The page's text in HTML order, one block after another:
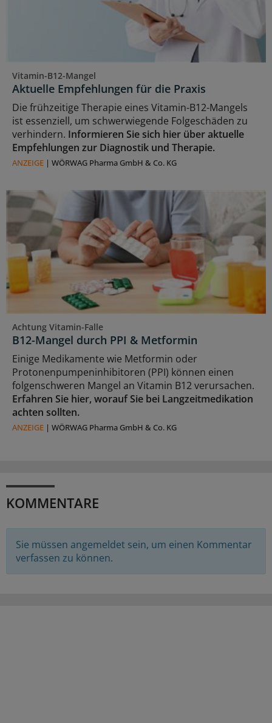
Vitamin-B12-Mangel
Aktuelle Empfehlungen für die Praxis
Die frühzeitige Therapie eines Vitamin-B12-Mangels
ist essenziell, um schwerwiegende Folgeschäden zu
verhindern. Informieren Sie sich hier über aktuelle
Empfehlungen zur Diagnostik und Therapie.
ANZEIGE | WÖRWAG Pharma GmbH & Co. KG
Achtung Vitamin-Falle
B12-Mangel durch PPI & Metformin
Einige Medikamente wie Metformin oder
Protonenpumpeninhibitoren (PPI) können einen
folgenschweren Mangel an Vitamin B12 verursachen.
Erfahren Sie hier, worauf Sie bei Langzeitmedikation
achten sollten.
ANZEIGE | WÖRWAG Pharma GmbH & Co. KG
KOMMENTARE
Sie müssen angemeldet sein, um einen Kommentar
verfassen zu können.